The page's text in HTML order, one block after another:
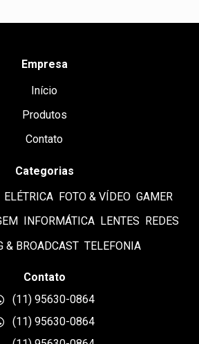
Empresa
Início
Produtos
Contato
Categorias
ELÉTRICA FOTO & VÍDEO GAMER
INFORMÁTICA LENTES
REDES
& BROADCAST TELEFONIA
Contato
(11) 95630-0864
(11) 95630-0864